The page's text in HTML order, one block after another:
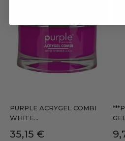
PURPLE ACRYGEL COMBI
WHITE...
Precio
35,15 €